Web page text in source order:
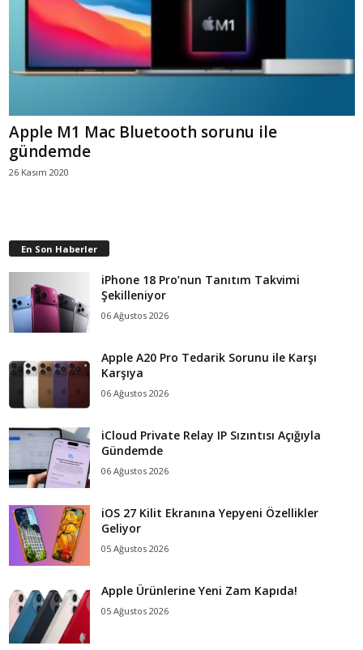
Apple M1 Mac Bluetooth sorunu ile
gündemde
26 Kasım 2020
En Son Haberler
iPhone 18 Pro’nun Tanıtım Takvimi
Şekilleniyor
06 Ağustos 2026
Apple A20 Pro Tedarik Sorunu ile Karşı
Karşıya
06 Ağustos 2026
iCloud Private Relay IP Sızıntısı Açığıyla
Gündemde
06 Ağustos 2026
iOS 27 Kilit Ekranına Yepyeni Özellikler
Geliyor
05 Ağustos 2026
Apple Ürünlerine Yeni Zam Kapıda!
05 Ağustos 2026